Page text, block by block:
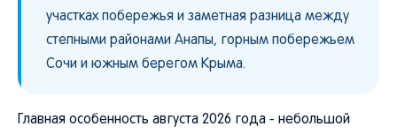
участках побережья и заметная разница между
степными районами Анапы, горным побережьем
Сочи и южным берегом Крыма.
Главная особенность августа 2026 года - небольшой